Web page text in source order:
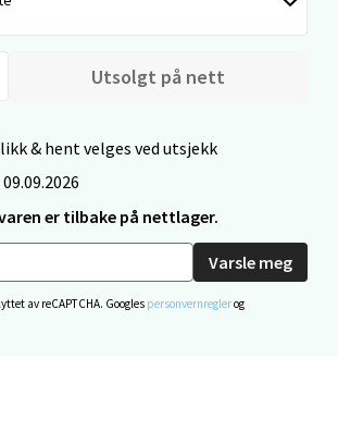
Utsolgt på nett
& hent velges ved utsjekk
09.09.2026
er tilbake på nettlager.
Varsle meg
av reCAPTCHA. Googles personvernreglerog
Thon Senter Moa